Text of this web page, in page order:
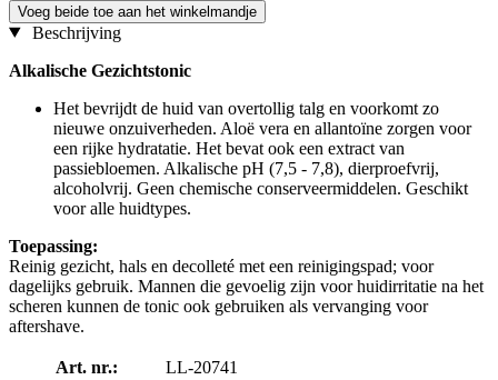
Voeg beide toe aan het winkelmandje
Beschrijving
Alkalische Gezichtstonic
Het bevrijdt de huid van overtollig talg en voorkomt zo
nieuwe onzuiverheden. Aloë vera en allantoïne zorgen voor
een rijke hydratatie. Het bevat ook een extract van
passiebloemen. Alkalische pH (7,5 - 7,8), dierproefvrij,
alcoholvrij. Geen chemische conserveermiddelen. Geschikt
voor alle huidtypes.
Toepassing:
Reinig gezicht, hals en decolleté met een reinigingspad; voor
dagelijks gebruik. Mannen die gevoelig zijn voor huidirritatie na het
scheren kunnen de tonic ook gebruiken als vervanging voor
aftershave.
Art. nr.:
LL-20741